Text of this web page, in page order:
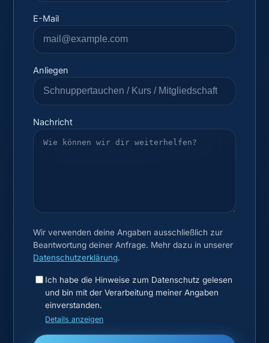
E-Mail
Anliegen
Nachricht
Wir verwenden deine Angaben ausschließlich zur
Beantwortung deiner Anfrage. Mehr dazu in unserer
Datenschutzerklärung.
Ich habe die Hinweise zum Datenschutz gelesen
und bin mit der Verarbeitung meiner Angaben
einverstanden.
Details anzeigen